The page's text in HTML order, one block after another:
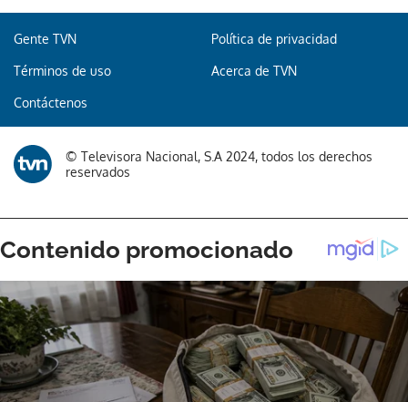
Gente TVN Política de privacidad
Términos de uso Acerca de TVN
Contáctenos
© Televisora Nacional, S.A 2024, todos los derechos
reservados